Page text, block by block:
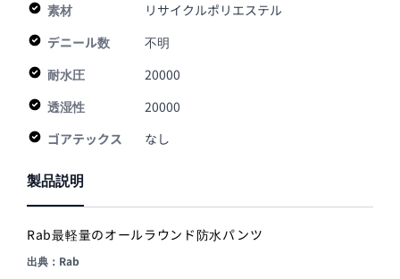
素材
リサイクルポリエステル
デニール数
不明
耐水圧
20000
透湿性
20000
ゴアテックス
なし
製品説明
Rab最軽量のオールラウンド防水パンツ
出典：Rab